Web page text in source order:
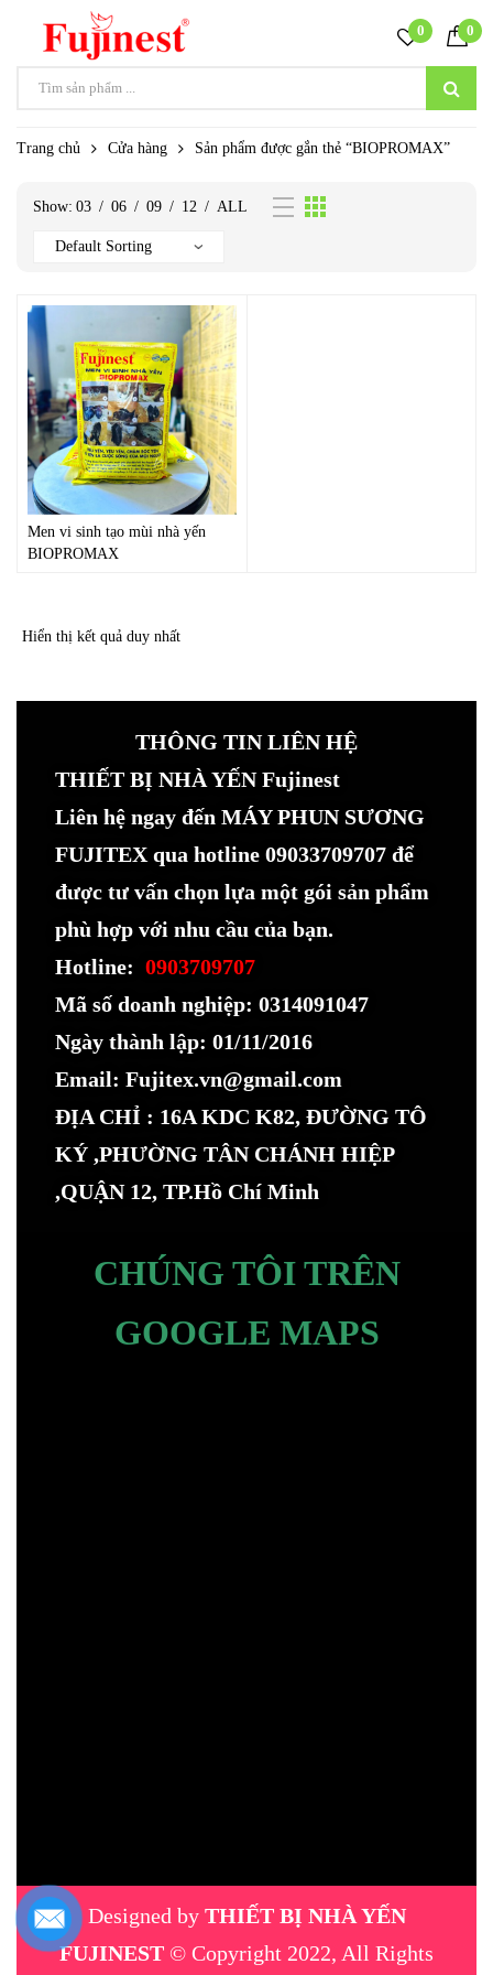
0 0
Trang chủ Cửa hàng Sản phẩm được gắn thẻ “BIOPROMAX”
Show: 03 / 06 / 09 / 12 / ALL
Men vi sinh tạo mùi nhà yến
BIOPROMAX
Hiển thị kết quả duy nhất
THÔNG TIN LIÊN HỆ
THIẾT BỊ NHÀ YẾN Fujinest
Liên hệ ngay đến MÁY PHUN SƯƠNG
FUJITEX qua hotline 09033709707 để
được tư vấn chọn lựa một gói sản phẩm
phù hợp với nhu cầu của bạn.
Hotline: 0903709707
Mã số doanh nghiệp: 0314091047
Ngày thành lập: 01/11/2016
Email: Fujitex.vn@gmail.com
ĐỊA CHỈ : 16A KDC K82, ĐƯỜNG TÔ
KÝ ,PHƯỜNG TÂN CHÁNH HIỆP
,QUẬN 12, TP.Hồ Chí Minh
CHÚNG TÔI TRÊN
GOOGLE MAPS
Designed by THIẾT BỊ NHÀ YẾN
FUJINEST © Copyright 2022, All Rights